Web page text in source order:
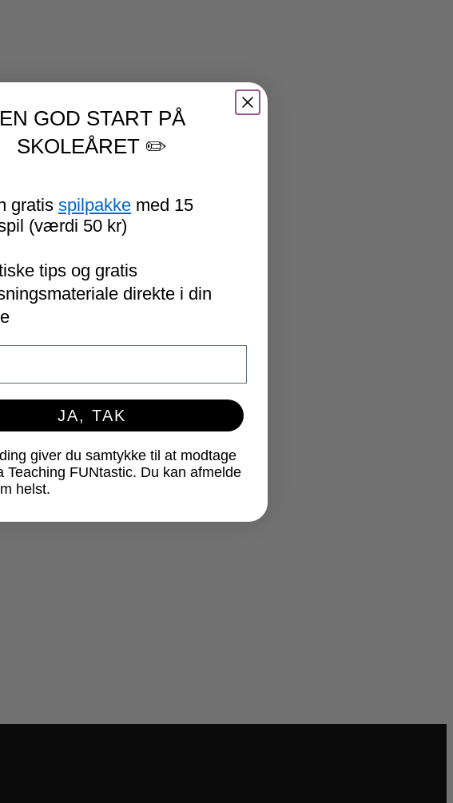
EN GOD START PÅ
SKOLEÅRET ✏️
gratis spilpakke med 15
(værdi 50 kr)
tips og gratis
direkte i din
JA, TAK
giver du samtykke til at modtage
Teaching FUNtastic. Du kan afmelde
helst.